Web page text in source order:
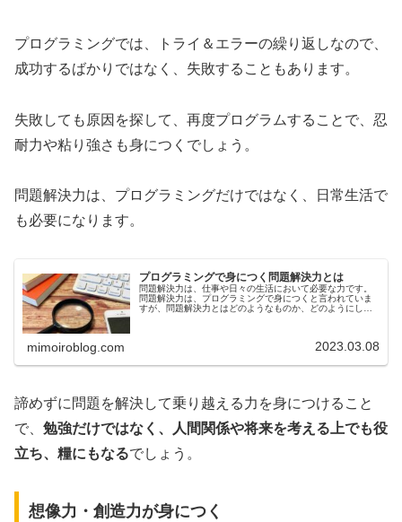
プログラミングでは、トライ＆エラーの繰り返しなので、
成功するばかりではなく、失敗することもあります。
失敗しても原因を探して、再度プログラムすることで、忍
耐力や粘り強さも身につくでしょう。
問題解決力は、プログラミングだけではなく、日常生活で
も必要になります。
プログラミングで身につく問題解決力とは
問題解決力は、仕事や日々の生活において必要な力です。
問題解決力は、プログラミングで身につくと言われていま
すが、問題解決力とはどのようなものか、どのようにして
mimoiroblog.com 2023.03.08
諦めずに問題を解決して乗り越える力を身につけること
で、 勉強だけではなく、人間関係や将来を考える上でも役
立ち、糧にもなるでしょう。
想像力・創造力が身につく